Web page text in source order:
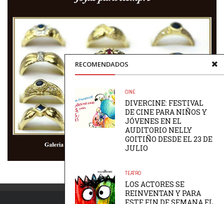
RECOMENDADOS
CINE
DIVERCINE: FESTIVAL
DE CINE PARA NIÑOS Y
JÓVENES EN EL
AUDITORIO NELLY
GOITIÑO DESDE EL 23 DE
JULIO
TEATRO
LOS ACTORES SE
REINVENTAN Y PARA